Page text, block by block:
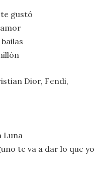
gustó
Dior, Fendi,
Luna
te va a dar lo que yo